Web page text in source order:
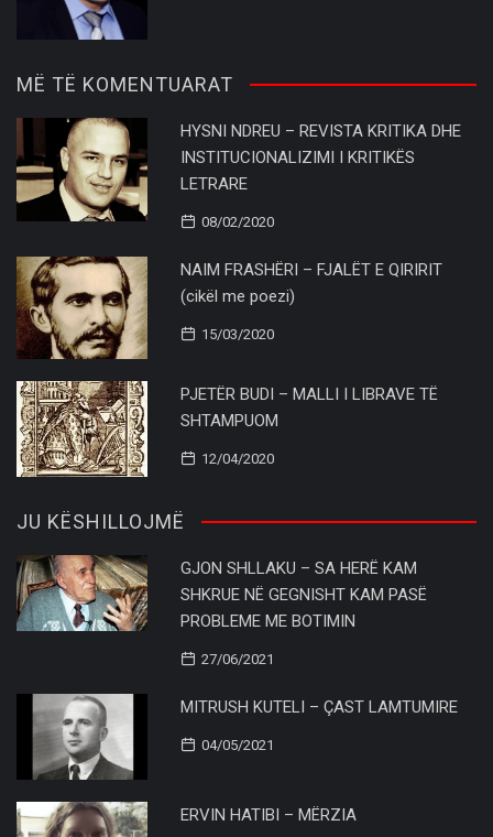
MË TË KOMENTUARAT
HYSNI NDREU – REVISTA KRITIKA DHE
INSTITUCIONALIZIMI I KRITIKËS
LETRARE
08/02/2020
NAIM FRASHËRI – FJALËT E QIRIRIT
(cikël me poezi)
15/03/2020
PJETËR BUDI – MALLI I LIBRAVE TË
SHTAMPUOM
12/04/2020
JU KËSHILLOJMË
GJON SHLLAKU – SA HERË KAM
SHKRUE NË GEGNISHT KAM PASË
PROBLEME ME BOTIMIN
27/06/2021
MITRUSH KUTELI – ÇAST LAMTUMIRE
04/05/2021
ERVIN HATIBI – MËRZIA